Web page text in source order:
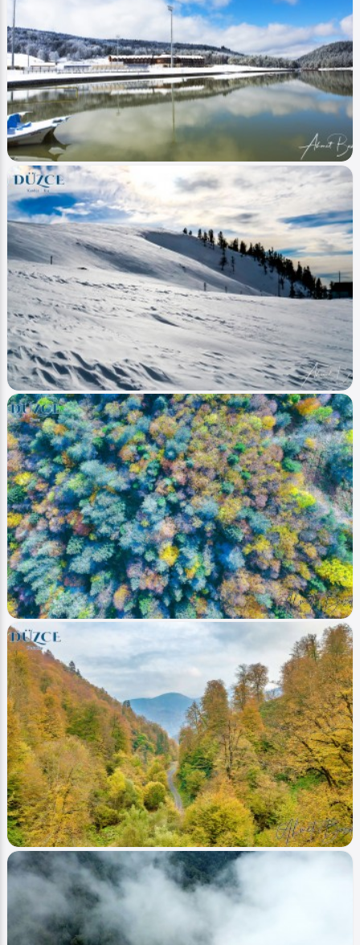
Image Yaylalar - Plateaus
Düzce Kızık (Yayla Plateau)
Ahmet Bozdemir 0 3200 1
Image Yaylalar - Plateaus
Düzce Topuk Yaylası Kış - Duzce Topuk Plateau
Winter
Ahmet Bozdemir 0 3193 0
Image Yaylalar - Plateaus
Düzce Kardüz Yaylası Kış - Duzce Karduz
Plateau Winter
Ahmet Bozdemir 0 4298 0
Image Yaylalar - Plateaus
Düzce (Sonbahar-Autumn) 2
Ahmet Bozdemir 0 3754 1